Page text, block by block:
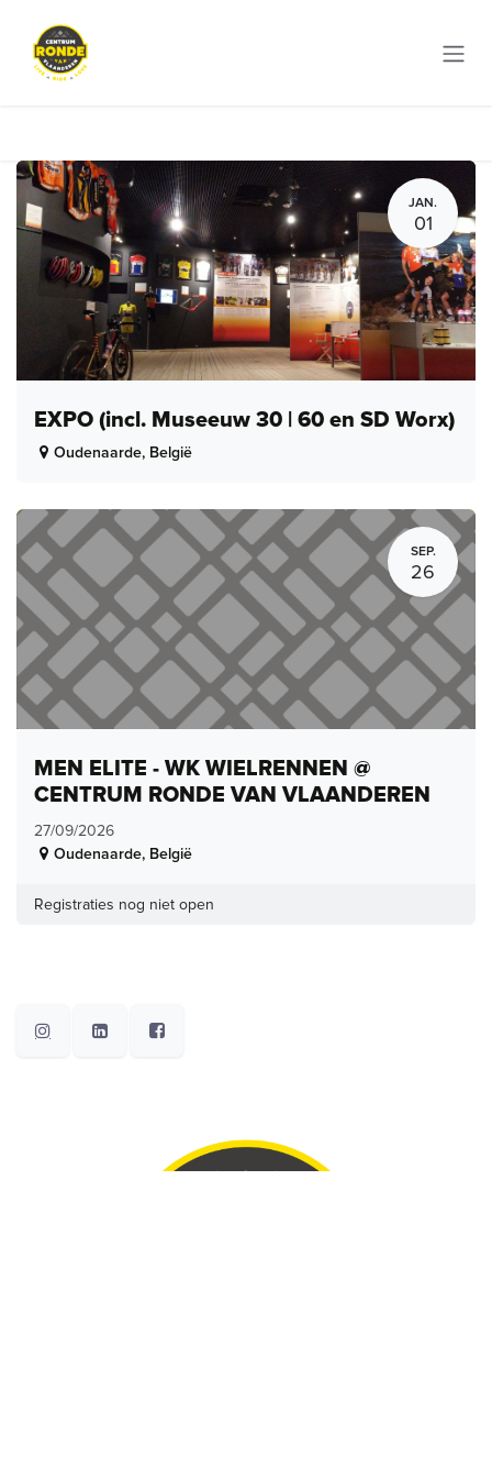
JAN.
01
EXPO (incl. Museeuw 30 | 60 en SD Worx)
Oudenaarde, België
SEP.
26
MEN ELITE - WK WIELRENNEN @
CENTRUM RONDE VAN VLAANDEREN
27/09/2026
Oudenaarde, België
Registraties nog niet open